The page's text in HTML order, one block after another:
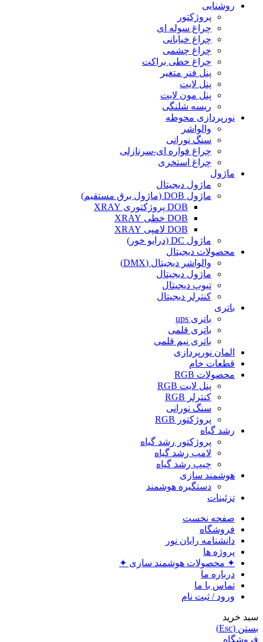
روشنایی
پروژکتور
چراغ سوله ای
چراغ خیابانی
چراغ چشمی
چراغ خطی براکت
پنل فنر متغیر
پنل لایت
پنل مون لایت
ریسه شلنگی
نورپردازی محوطه
والواشر
سنگ نورانی
چراغ فواره ای-سرنازلی
چراغ استخری
ماژول
ماژول دیجیتال
ماژول DOB (ماژول برق مستقیم)
DOB پروژکتوری XRAY
DOB خطی XRAY
DOB لامپی XRAY
ماژول DC (درایو خور)
محصولات دیجیتال
والواشر دیجیتال (DMX)
ماژول دیجیتال
تیوپ دیجیتال
کنترلر دیجیتال
باتری
باتری ups
باتری قلمی
باتری نیم قلمی
المان نورپردازی
قطعات خام
محصولات RGB
پنل لایت RGB
کنترلر RGB
سنگ نورانی
پروژکتور RGB
رشد گیاه
پروژکتور رشد گیاه
لامپ رشد گیاه
چیپ رشد گیاه
هوشمند سازی
دستگیره هوشمند
تزئینات
صفحه نخست
فروشگاه
دانشنامه رایان نور
پروژه ها
✦ محصولات هوشمند سازی ✦
درباره ما
تماس با ما
ورود / ثبت نام
سبد خرید
بستن (Esc)
فروشگاه